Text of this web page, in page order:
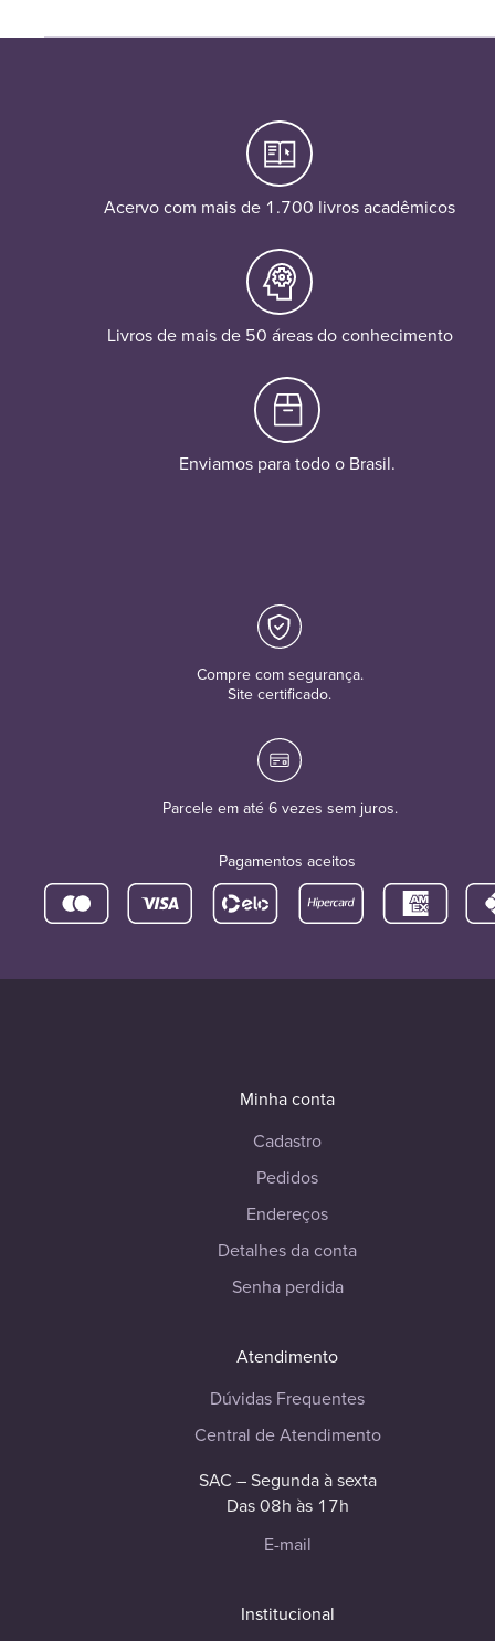
Acervo com mais de 1.700 livros acadêmicos
Livros de mais de 50 áreas do conhecimento
Enviamos para todo o Brasil.
Compre com segurança.
Site certificado.
Parcele em até 6 vezes sem juros.
Pagamentos aceitos
Minha conta
Cadastro
Pedidos
Endereços
Detalhes da conta
Senha perdida
Atendimento
Dúvidas Frequentes
Central de Atendimento
SAC – Segunda à sexta
Das 08h às 17h
E-mail
Institucional